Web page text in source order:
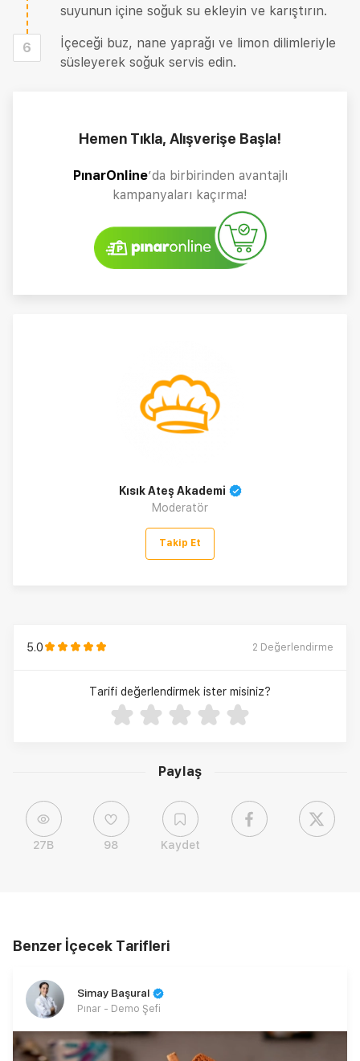
Paylaş
27B 98 Kaydet
suyunun içine soğuk su ekleyin ve karıştırın.
6
İçeceği buz, nane yaprağı ve limon dilimleriyle
süsleyerek soğuk servis edin.
Hemen Tıkla, Alışverişe Başla!
PınarOnline’da birbirinden avantajlı
kampanyaları kaçırma!
Kısık Ateş Akademi
Moderatör
Takip Et
5.0 2 Değerlendirme
Tarifi değerlendirmek ister misiniz?
Benzer İçecek Tarifleri
Simay Başural
Pınar - Demo Şefi